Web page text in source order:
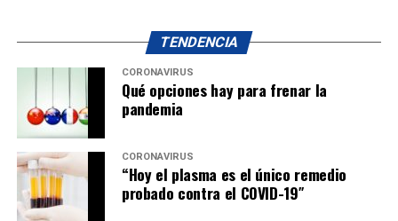
TENDENCIA
CORONAVIRUS
Qué opciones hay para frenar la
pandemia
CORONAVIRUS
“Hoy el plasma es el único remedio
probado contra el COVID-19″